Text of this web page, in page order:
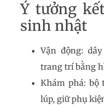
Ý tưởng
sinh nhật
Vận động:
trang trí bằng
Khám phá:
lúp, giữ phụ